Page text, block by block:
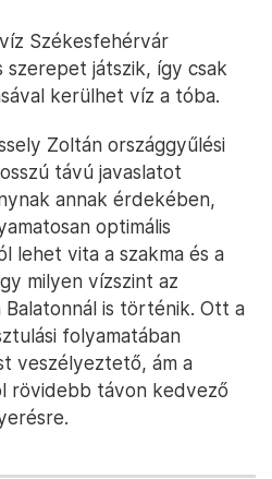
Székesfehérvár
szerepet játszik, így csak
kerülhet víz a tóba.
Zoltán országgyűlési
távú javaslatot
annak érdekében,
optimális
lehet vita a szakma és a
milyen vízszint az
Balatonnál is történik. Ott a
folyamatában
veszélyeztető, ám a
rövidebb távon kedvező